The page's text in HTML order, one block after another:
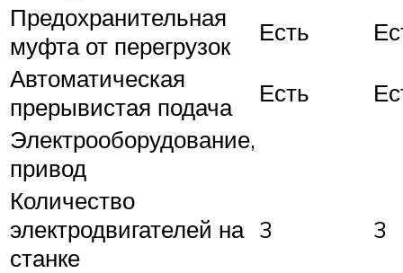
Предохранительная
муфта от перегрузок
Есть
Автоматическая
прерывистая подача
Есть
Электрооборудование,
привод
Количество
электродвигателей на
станке
3 3